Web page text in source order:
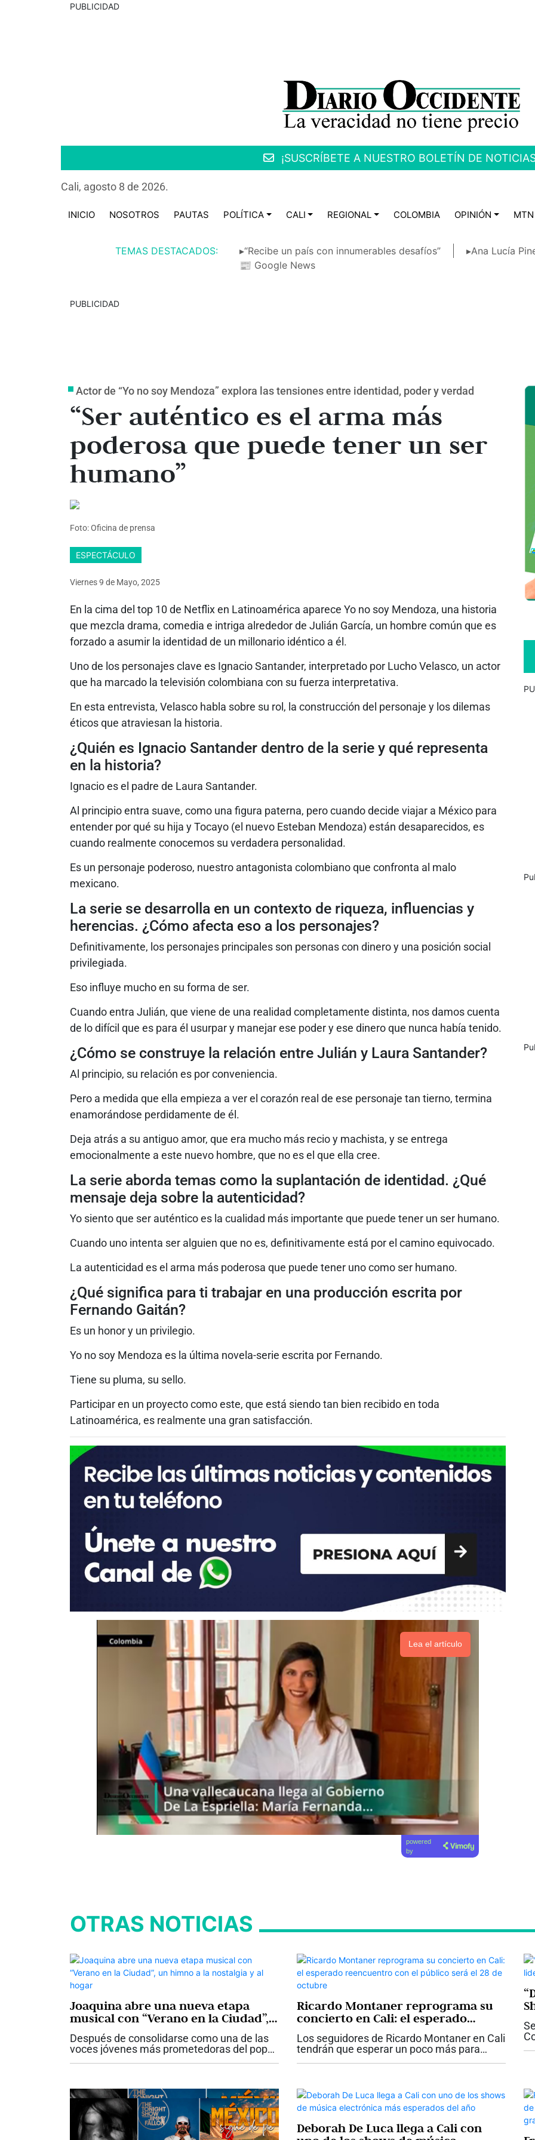
PUBLICIDAD
¡SUSCRÍBETE A NUESTRO BOLETÍN DE
Cali, agosto 8 de 2026.
INICIO NOSOTROS PAUTAS POLÍTICA CALI REGIONAL COLOMBIA OPINIÓN MTN
TEMAS DESTACADOS: ▸“Recibe un país con innumerables desafíos”
▸Ana Lucía
📰 Google News
PUBLICIDAD
Actor de “Yo no soy Mendoza” explora las tensiones entre identidad, poder y verdad
“Ser auténtico es el arma más
poderosa que puede tener un ser
humano”
Foto: Oficina de prensa
ESPECTÁCULO
Viernes 9 de Mayo, 2025
En la cima del top 10 de Netflix en Latinoamérica aparece Yo no soy Mendoza, una historia
que mezcla drama, comedia e intriga alrededor de Julián García, un hombre común que es
forzado a asumir la identidad de un millonario idéntico a él.
Uno de los personajes clave es Ignacio Santander, interpretado por Lucho Velasco, un actor
que ha marcado la televisión colombiana con su fuerza interpretativa.
En esta entrevista, Velasco habla sobre su rol, la construcción del personaje y los dilemas
éticos que atraviesan la historia.
¿Quién es Ignacio Santander dentro de la serie y qué representa
en la historia?
Ignacio es el padre de Laura Santander.
Al principio entra suave, como una figura paterna, pero cuando decide viajar a México para
entender por qué su hija y Tocayo (el nuevo Esteban Mendoza) están desaparecidos, es
cuando realmente conocemos su verdadera personalidad.
Es un personaje poderoso, nuestro antagonista colombiano que confronta al malo
mexicano.
La serie se desarrolla en un contexto de riqueza, influencias y
herencias. ¿Cómo afecta eso a los personajes?
Definitivamente, los personajes principales son personas con dinero y una posición social
privilegiada.
Eso influye mucho en su forma de ser.
Cuando entra Julián, que viene de una realidad completamente distinta, nos damos cuenta
de lo difícil que es para él usurpar y manejar ese poder y ese dinero que nunca había tenido.
¿Cómo se construye la relación entre Julián y Laura Santander?
Al principio, su relación es por conveniencia.
Pero a medida que ella empieza a ver el corazón real de ese personaje tan tierno, termina
enamorándose perdidamente de él.
Deja atrás a su antiguo amor, que era mucho más recio y machista, y se entrega
emocionalmente a este nuevo hombre, que no es el que ella cree.
La serie aborda temas como la suplantación de identidad. ¿Qué
mensaje deja sobre la autenticidad?
Yo siento que ser auténtico es la cualidad más importante que puede tener un ser humano.
Cuando uno intenta ser alguien que no es, definitivamente está por el camino equivocado.
La autenticidad es el arma más poderosa que puede tener uno como ser humano.
¿Qué significa para ti trabajar en una producción escrita por
Fernando Gaitán?
Es un honor y un privilegio.
Yo no soy Mendoza es la última novela-serie escrita por Fernando.
Tiene su pluma, su sello.
Participar en un proyecto como este, que está siendo tan bien recibido en toda
Latinoamérica, es realmente una gran satisfacción.
Lea el artículo
powered
by
OTRAS NOTICIAS
Joaquina abre una nueva etapa
musical con “Verano en la Ciudad”,
un himno a la nostalgia y al hogar
Después de consolidarse como una de las
voces jóvenes más prometedoras del pop
Ricardo Montaner reprograma su
concierto en Cali: el esperado
reencuentro con el público será el
28 de octubre
Los seguidores de Ricardo Montaner en Cali
tendrán que esperar un poco más para
Deborah De Luca llega a Cali con